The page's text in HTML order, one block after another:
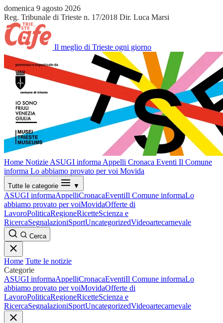
domenica 9 agosto 2026
Reg. Tribunale di Trieste n. 17/2018 Dir. Luca Marsi
Il meglio di Trieste ogni giorno
Home Notizie ASUGI informa Appelli Cronaca Eventi Il Comune
informa Lo abbiamo provato per voi Movida
Tutte le categorie ▼
ASUGI informaAppelliCronacaEventiIl Comune informaLo
abbiamo provato per voiMovidaOfferte di
LavoroPoliticaRegioneRicetteScienza e
RicercaSegnalazioniSportUncategorizedVideoartecarnevale
Cerca
Home Tutte le notizie
Categorie
ASUGI informaAppelliCronacaEventiIl Comune informaLo
abbiamo provato per voiMovidaOfferte di
LavoroPoliticaRegioneRicetteScienza e
RicercaSegnalazioniSportUncategorizedVideoartecarnevale